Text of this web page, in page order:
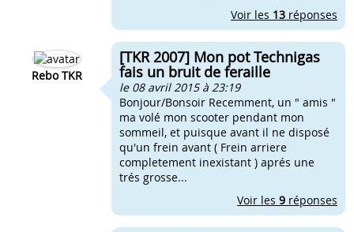
Voir les 13 réponses
Rebo TKR
[TKR 2007] Mon pot Technigas
fais un bruit de feraille
le 08 avril 2015 à 23:19
Bonjour/Bonsoir Recemment, un " amis "
ma volé mon scooter pendant mon
sommeil, et puisque avant il ne disposé
qu'un frein avant ( Frein arriere
completement inexistant ) aprés une
trés grosse...
Voir les 9 réponses